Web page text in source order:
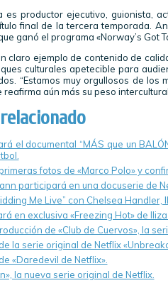
es productor ejecutivo, guionista,
final de la tercera temporada.
ganó el programa «Norway’s Got
claro ejemplo de contenido de
culturales apetecible para
“Estamos muy orgullosos de
aún más su peso
el documental “MÁS que un
fotos de «Marco Polo» y
participará en una docuserie de
Me Live” con Chelsea Handler,
en exclusiva «Freezing Hot» de
de «Club de Cuervos», la
la serie original de Netflix
«Daredevil de Netflix».
la nueva serie original de Netflix.